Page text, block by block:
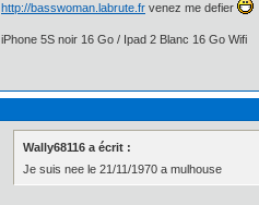
http://basswoman.labrute.fr venez me defier
iPhone 5S noir 16 Go / Ipad 2 Blanc 16 Go Wifi
Wally68116 a écrit :
Je suis nee le 21/11/1970 a mulhouse